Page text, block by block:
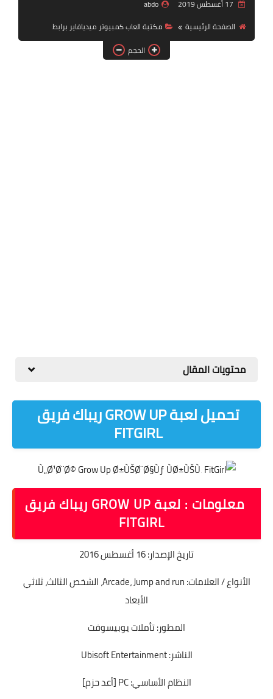
abdo
الصفحة الرئيسية
مكتبة العاب كمبيوتر ميديافاير برابط
الحجم
محتويات المقال
تحميل لعبة GROW UP ريباك فريق
FITGIRL
معلومات : لعبة GROW UP ريباك فريق
FITGIRL
تاريخ الإصدار: 16 أغسطس 2016
الأنواع / العلامات: Arcade، Jump and run، الشخص الثالث، ثلاثي
الأبعاد
المطور: تأملات يوبيسوفت
الناشر: Ubisoft Entertainment
النظام الأساسي: PC [أعد حزم]